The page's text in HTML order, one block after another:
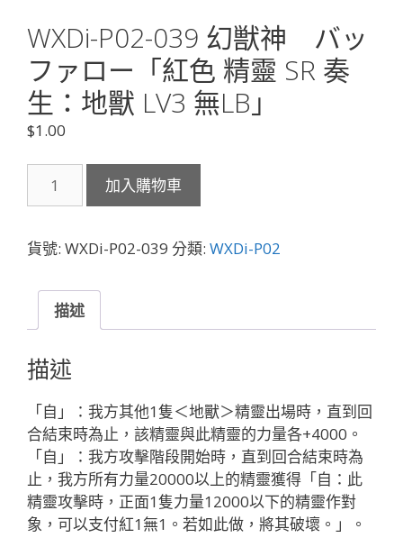
WXDi-P02-039 幻獣神 バッ
ファロー「紅色 精靈 SR 奏
生：地獸 LV3 無LB」
$1.00
P02-
幻
神
ッ
フ
ァ
ロ
ー
「紅
色
精
靈
SR
加入購物車
貨號: WXDi-P02-039 分類: WXDi-P02
描述
描述
「自」：我方其他1隻＜地獸＞精靈出場時，直到回
合結束時為止，該精靈與此精靈的力量各+4000。
「自」：我方攻擊階段開始時，直到回合結束時為
止，我方所有力量20000以上的精靈獲得「自：此
精靈攻擊時，正面1隻力量12000以下的精靈作對
象，可以支付紅1無1。若如此做，將其破壞。」。